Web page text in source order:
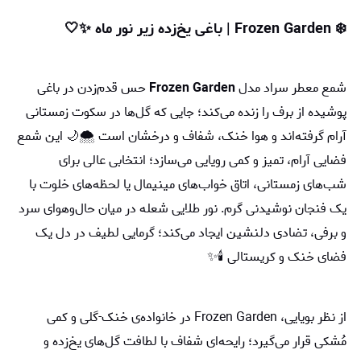
❄️ Frozen Garden | باغی یخ‌زده زیر نور ماه ✨🤍
شمع معطر سراد مدلFrozen Garden حس قدم‌زدن در باغی
پوشیده از برف را زنده می‌کند؛ جایی که گل‌ها در سکوت زمستانی
آرام گرفته‌اند و هوا خنک، شفاف و درخشان است 🌨️🌙 این شمع
فضایی آرام، تمیز و کمی رویایی می‌سازد؛ انتخابی عالی برای
شب‌های زمستانی، اتاق خواب‌های مینیمال یا لحظه‌های خلوت با
یک فنجان نوشیدنی گرم. نور طلایی شعله در میان حال‌وهوای سرد
و برفی، تضادی دلنشین ایجاد می‌کند؛ گرمایی لطیف در دل یک
فضای خنک و کریستالی 🕯️✨
از نظر بویایی، Frozen Garden در خانواده‌ی خنک-گلی و کمی
مُشکی قرار می‌گیرد؛ رایحه‌ای شفاف با لطافت گل‌های یخ‌زده و